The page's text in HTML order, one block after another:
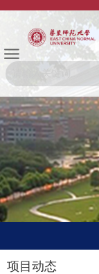
项目动态